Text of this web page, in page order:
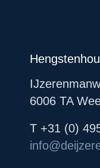
6006 TA
T +31 (0)